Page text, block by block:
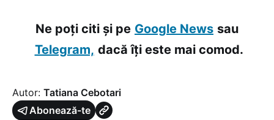
Ne poți citi și pe Google News sau
Telegram, dacă îți este mai comod.
Autor: Tatiana Cebotari
Abonează-te